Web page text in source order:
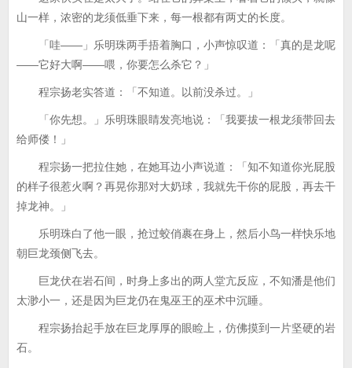
山一样，浓密的龙须低垂下来，每一根都有两丈的长度。
「哇——」乐明珠两手捂着胸口，小声惊叹道：「真的是龙呢
——它好大啊——喂，你要怎么杀它？」
程宗扬老实答道：「不知道。以前没杀过。」
「你先想。」乐明珠眼睛发亮地说：「我要拔一根龙须带回去
给师偻！」
程宗扬一把拉住她，在她耳边小声说道：「知不知道你光屁股
的样子很惹火啊？再晃你那对大奶球，我就先干你的屁股，再去干
掉龙神。」
乐明珠白了他一眼，抢过蛟俏裹在身上，然后小鸟一样快乐地
朝巨龙颈侧飞去。
巨龙伏在岩石间，时身上多出的两人堂亢反应，不知潘是他们
太渺小一，还是因为巨龙仍在鬼巫王的巫术中沉睡。
程宗扬抬起手放在巨龙厚厚的眼睑上，仿佛摸到一片坚硬的岩
石。